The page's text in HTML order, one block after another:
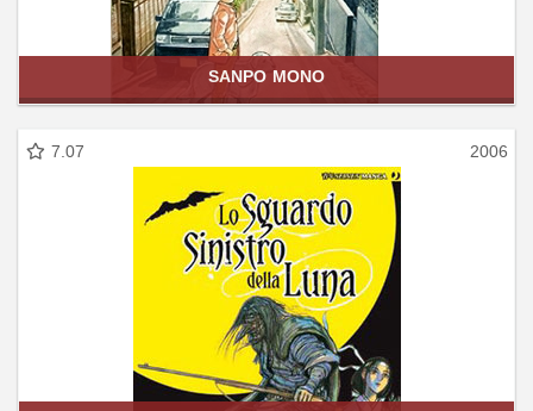
SANPO MONO
7.07 2006